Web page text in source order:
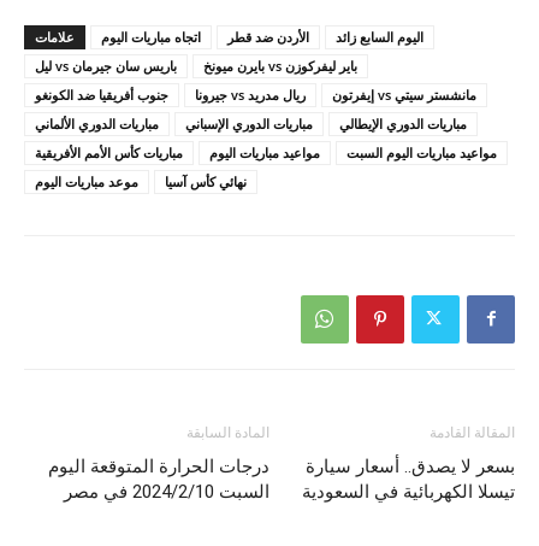
علامات اتجاه مباريات اليوم الأردن ضد قطر
اليوم السابع زائد
باريس سان جيرمان vs ليل
باير ليفركوزن vs بايرن ميونخ
جنوب أفريقيا ضد الكونغو
ريال مدريد vs جيرونا
مانشستر سيتي vs إيفرتون
مباريات الدوري الألماني
مباريات الدوري الإسباني
مباريات الدوري الإيطالي
مباريات كأس الأمم الأفريقية
مواعيد مباريات اليوم
مواعيد مباريات اليوم السبت
موعد مباريات اليوم
نهائي كأس آسيا
المادة السابقة
درجات الحرارة المتوقعة اليوم
السبت 2024/2/10 في مصر
المقالة القادمة
بسعر لا يصدق.. أسعار سيارة
تيسلا الكهربائية في السعودية